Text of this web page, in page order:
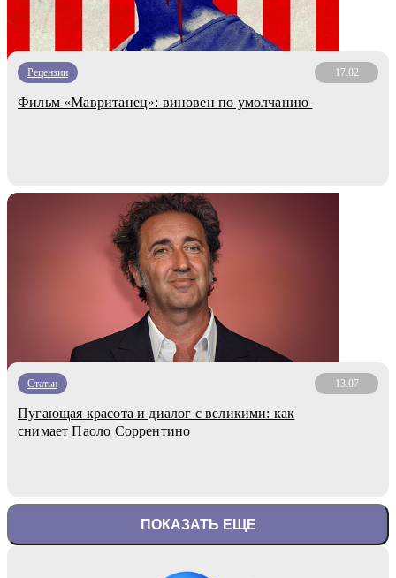
Рецензии 17.02
Фильм «Мавританец»: виновен по умолчанию
Статьи 13.07
Пугающая красота и диалог с великими: как
снимает Паоло Соррентино
ПОКАЗАТЬ ЕЩЕ